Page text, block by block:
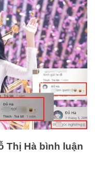
Thị Hà bình luận